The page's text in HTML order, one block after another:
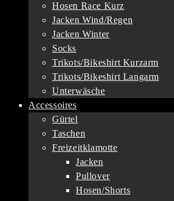
Hosen Race Kurz
Jacken Wind/Regen
Jacken Winter
Socks
Trikots/Bikeshirt Kurzarm
Trikots/Bikeshirt Langarm
Unterwäsche
Accessoires
Gürtel
Taschen
Freizeitklamotte
Jacken
Pullover
Hosen/Shorts